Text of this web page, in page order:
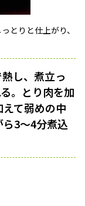
とりと仕上がり、
し、煮立っ
。とり肉を加
て弱めの中
ら3～4分煮込